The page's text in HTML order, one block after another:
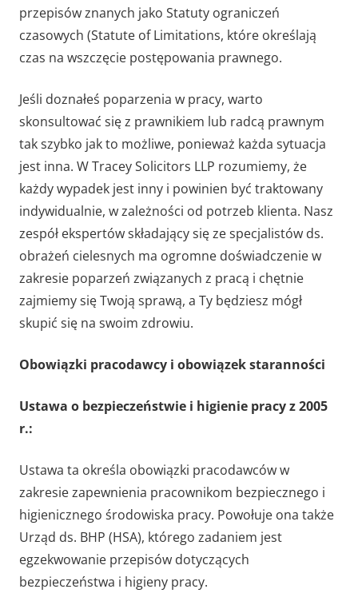
przepisów znanych jako Statuty ograniczeń
czasowych (Statute of Limitations, które określają
czas na wszczęcie postępowania prawnego.
Jeśli doznałeś poparzenia w pracy, warto
skonsultować się z prawnikiem lub radcą prawnym
tak szybko jak to możliwe, ponieważ każda sytuacja
jest inna. W Tracey Solicitors LLP rozumiemy, że
każdy wypadek jest inny i powinien być traktowany
indywidualnie, w zależności od potrzeb klienta. Nasz
zespół ekspertów składający się ze specjalistów ds.
obrażeń cielesnych ma ogromne doświadczenie w
zakresie poparzeń związanych z pracą i chętnie
zajmiemy się Twoją sprawą, a Ty będziesz mógł
skupić się na swoim zdrowiu.
Obowiązki pracodawcy i obowiązek staranności
Ustawa o bezpieczeństwie i higienie pracy z 2005
r.:
Ustawa ta określa obowiązki pracodawców w
zakresie zapewnienia pracownikom bezpiecznego i
higienicznego środowiska pracy. Powołuje ona także
Urząd ds. BHP (HSA), którego zadaniem jest
egzekwowanie przepisów dotyczących
bezpieczeństwa i higieny pracy.